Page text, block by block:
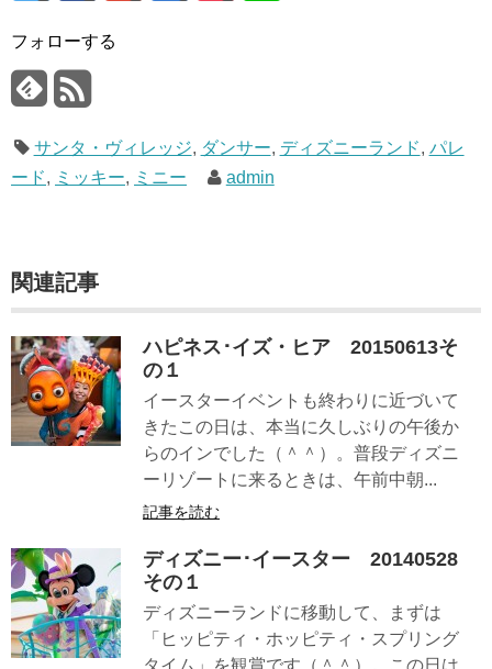
フォローする
サンタ・ヴィレッジ, ダンサー, ディズニーランド, パレ
ード, ミッキー, ミニー admin
関連記事
ハピネス･イズ・ヒア 20150613そ
の１
イースターイベントも終わりに近づいて
きたこの日は、本当に久しぶりの午後か
らのインでした（＾＾）。普段ディズニ
ーリゾートに来るときは、午前中朝...
記事を読む
ディズニー･イースター 20140528
その１
ディズニーランドに移動して、まずは
「ヒッピティ・ホッピティ・スプリング